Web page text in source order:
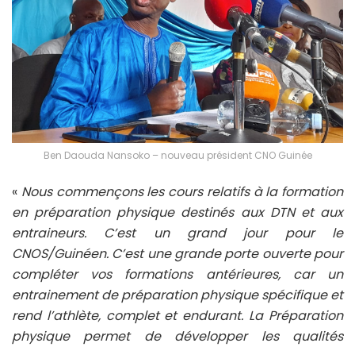
Ben Daouda Nansoko – nouveau président CNO Guinée
« Nous commençons les cours relatifs à la formation
en préparation physique destinés aux DTN et aux
entraineurs. C’est un grand jour pour le
CNOS/Guinéen. C’est une grande porte ouverte pour
compléter vos formations antérieures, car un
entrainement de préparation physique spécifique et
rend l’athlète, complet et endurant. La Préparation
physique permet de développer les qualités